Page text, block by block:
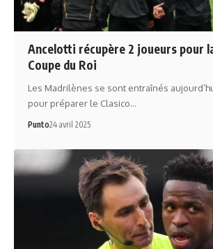
Ancelotti récupère 2 joueurs pour
Coupe du Roi
Les Madrilènes se sont entraînés
pour préparer le Clasico…
Punto24 avril 2025